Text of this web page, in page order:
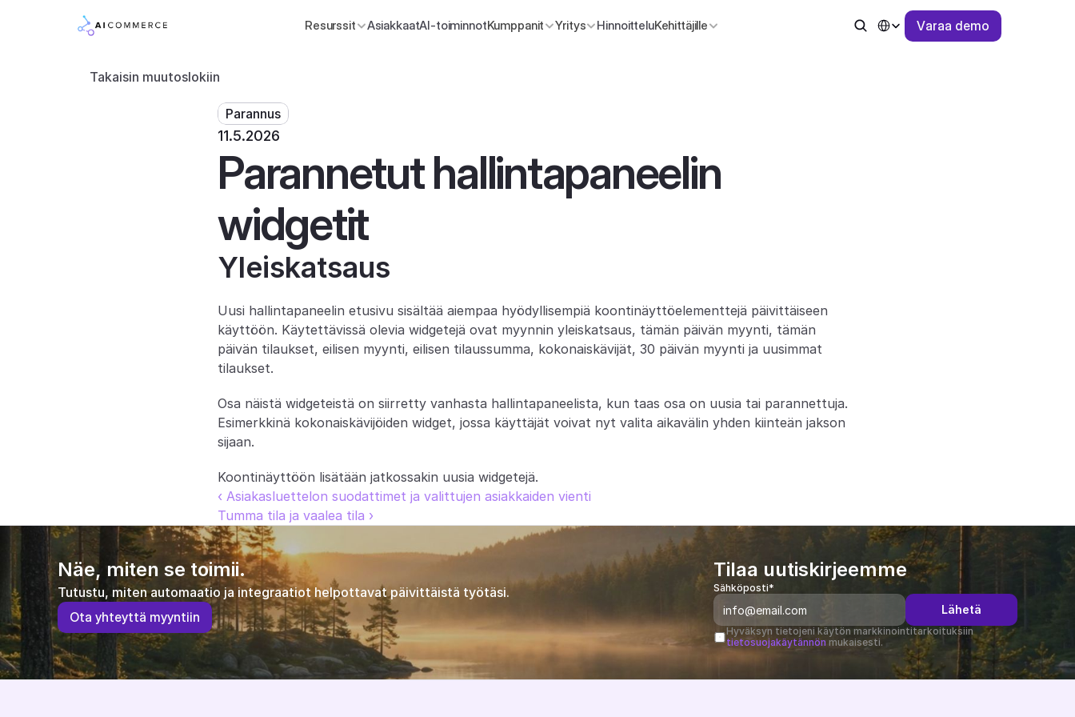
Resurssit AsiakkaatAI-toiminnotKumppanit Yritys HinnoitteluKehittäjille
Select Language
Varaa demo
Takaisin muutoslokiin
Parannus
11.5.2026
Parannetut hallintapaneelin
widgetit
Yleiskatsaus
Uusi hallintapaneelin etusivu sisältää aiempaa hyödyllisempiä koontinäyttöelementtejä päivittäiseen
käyttöön. Käytettävissä olevia widgetejä ovat myynnin yleiskatsaus, tämän päivän myynti, tämän
päivän tilaukset, eilisen myynti, eilisen tilaussumma, kokonaiskävijät, 30 päivän myynti ja uusimmat
tilaukset.
Osa näistä widgeteistä on siirretty vanhasta hallintapaneelista, kun taas osa on uusia tai parannettuja.
Esimerkkinä kokonaiskävijöiden widget, jossa käyttäjät voivat nyt valita aikavälin yhden kiinteän jakson
sijaan.
Koontinäyttöön lisätään jatkossakin uusia widgetejä.
‹ Asiakasluettelon suodattimet ja valittujen asiakkaiden vienti
Tumma tila ja vaalea tila ›
Näe, miten se toimii.
Tutustu, miten automaatio ja integraatiot helpottavat päivittäistä työtäsi.
Ota yhteyttä myyntiin
Tilaa uutiskirjeemme
Sähköposti*
Lähetä
Hyväksyn tietojeni käytön markkinointitarkoituksiin
tietosuojakäytännön mukaisesti.